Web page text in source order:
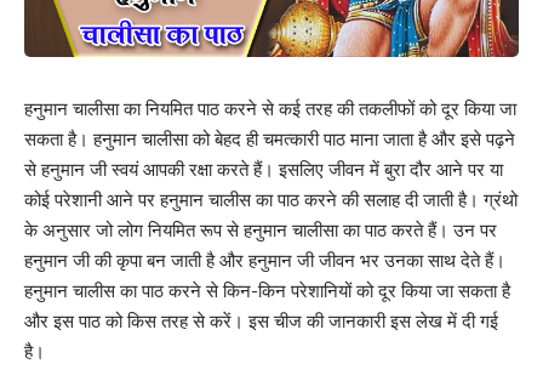
हनुमान चालीसा का नियमित पाठ करने से कई तरह की तकलीफों को दूर किया जा
सकता है। हनुमान चालीसा को बेहद ही चमत्कारी पाठ माना जाता है और इसे पढ़ने
से हनुमान जी स्वयं आपकी रक्षा करते हैं। इसलिए जीवन में बुरा दौर आने पर या
कोई परेशानी आने पर हनुमान चालीस का पाठ करने की सलाह दी जाती है। ग्रंथो
के अनुसार जो लोग नियमित रूप से हनुमान चालीसा का पाठ करते हैं। उन पर
हनुमान जी की कृपा बन जाती है और हनुमान जी जीवन भर उनका साथ देते हैं।
हनुमान चालीस का पाठ करने से किन-किन परेशानियों को दूर किया जा सकता है
और इस पाठ को किस तरह से करें। इस चीज की जानकारी इस लेख में दी गई
है।